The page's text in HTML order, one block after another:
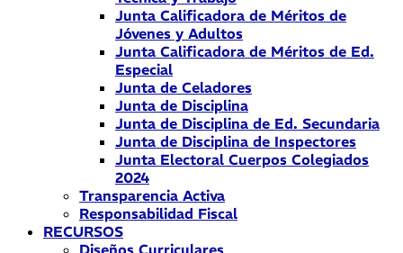
Junta Calificadora de Méritos de
Jóvenes y Adultos
Junta Calificadora de Méritos de Ed.
Especial
Junta de Celadores
Junta de Disciplina
Junta de Disciplina de Ed. Secundaria
Junta de Disciplina de Inspectores
Junta Electoral Cuerpos Colegiados
2024
Transparencia Activa
Responsabilidad Fiscal
RECURSOS
Diseños Curriculares